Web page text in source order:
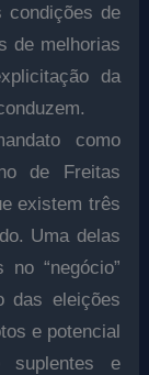
condições de
de melhorias
da
como
de Freitas
existem três
Uma delas
no “negócio”
das eleições
e potencial
suplentes e